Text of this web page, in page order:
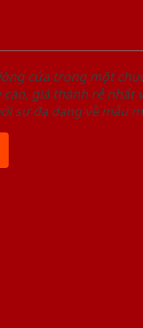
cửa trong một
giá thành rẻ nhất
sự đa dạng về mẫu